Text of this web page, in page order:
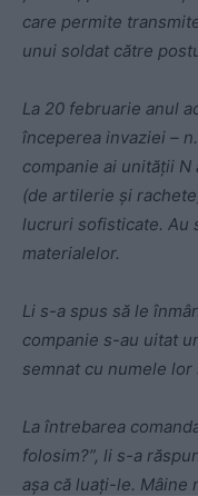
care permite
unui soldat către
La 20 februarie anul
începerea invaziei –
companie ai unității N
(de artilerie și
lucruri sofisticate. Au
materialelor.
Li s-a spus să le
companie s-au uitat
semnat cu numele
La întrebarea
folosim?”, li s-a
așa că luați-le. Mâine